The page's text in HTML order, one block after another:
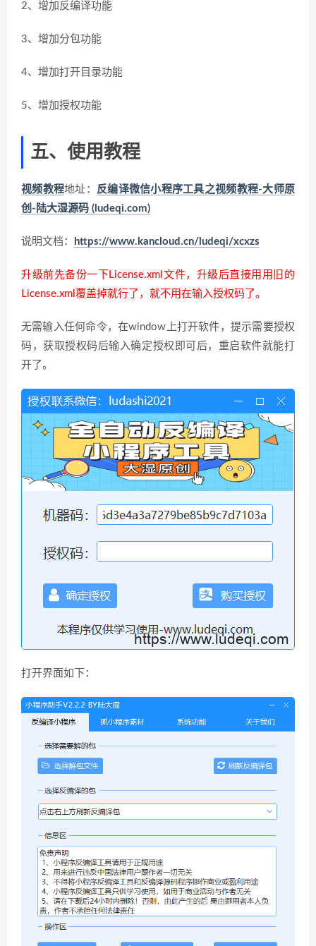
2、增加反编译功能
3、增加分包功能
4、增加打开目录功能
5、增加授权功能
五、使用教程
视频教程地址： 反编译微信小程序工具之视频教程-大师原
创-陆大湿源码 (ludeqi.com)
说明文档： https://www.kancloud.cn/ludeqi/xcxzs
升级前先备份一下License.xml文件，升级后直接用用旧的
License.xml覆盖掉就行了，就不用在输入授权码了。
无需输入任何命令，在window上打开软件，提示需要授权
码，获取授权码后输入确定授权即可后，重启软件就能打
开了。
打开界面如下：